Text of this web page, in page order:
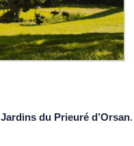
Jardins du Prieuré d’Orsan.